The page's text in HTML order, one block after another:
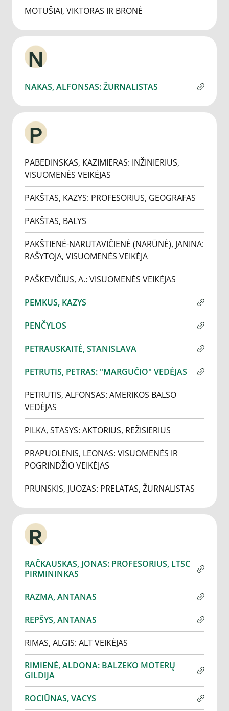
MOTUŠIAI, VIKTORAS IR BRONĖ
N
NAKAS, ALFONSAS: ŽURNALISTAS
P
PABEDINSKAS, KAZIMIERAS: INŽINIERIUS,
VISUOMENĖS VEIKĖJAS
PAKŠTAS, KAZYS: PROFESORIUS, GEOGRAFAS
PAKŠTAS, BALYS
PAKŠTIENĖ-NARUTAVIČIENĖ (NARŪNĖ), JANINA:
RAŠYTOJA, VISUOMENĖS VEIKĖJA
PAŠKEVIČIUS, A.: VISUOMENĖS VEIKĖJAS
PEMKUS, KAZYS
PENČYLOS
PETRAUSKAITĖ, STANISLAVA
PETRUTIS, PETRAS: "MARGUČIO" VEDĖJAS
PETRUTIS, ALFONSAS: AMERIKOS BALSO
VEDĖJAS
PILKA, STASYS: AKTORIUS, REŽISIERIUS
PRAPUOLENIS, LEONAS: VISUOMENĖS IR
POGRINDŽIO VEIKĖJAS
PRUNSKIS, JUOZAS: PRELATAS, ŽURNALISTAS
R
RAČKAUSKAS, JONAS: PROFESORIUS, LTSC
PIRMININKAS
RAZMA, ANTANAS
REPŠYS, ANTANAS
RIMAS, ALGIS: ALT VEIKĖJAS
RIMIENĖ, ALDONA: BALZEKO MOTERŲ
GILDIJA
ROCIŪNAS, VACYS